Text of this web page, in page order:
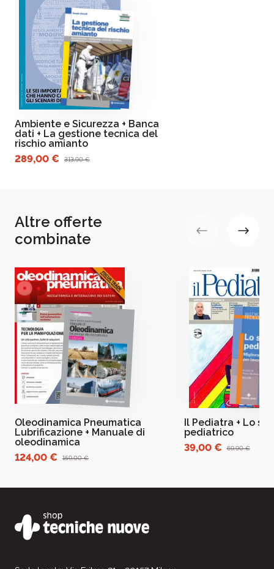
Ambiente e Sicurezza + Banca
dati + La gestione tecnica del
rischio amianto
289,00 €
313,90 €
Altre offerte
combinate
Oleodinamica Pneumatica
Lubrificazione + Manuale di
oleodinamica
124,00 €
159,00 €
Il Pediatra + Lo
pediatrico
39,00 €
69,90 €